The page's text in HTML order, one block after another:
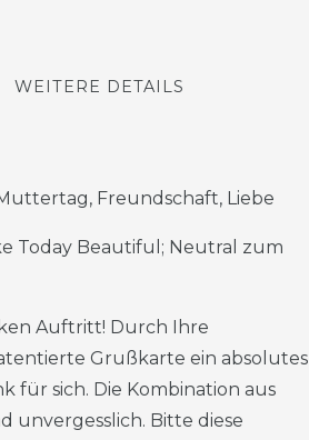
WEITERE DETAILS
Freundschaft, Liebe
Today Beautiful; Neutral zum
Auftritt! Durch Ihre
Grußkarte ein absolutes
für sich. Die Kombination aus
unvergesslich. Bitte diese